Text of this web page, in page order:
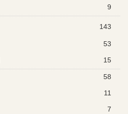
9
143
53
15
58
11
7